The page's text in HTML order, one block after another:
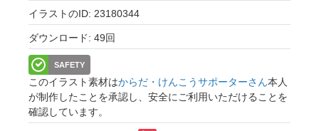
イラストのID: 23180344
ダウンロード: 49回
SAFETY
このイラスト素材はからだ・けんこうサポーターさん本人
が制作したことを承認し、安全にご利用いただけることを
確認しています。